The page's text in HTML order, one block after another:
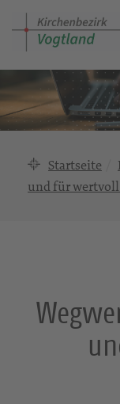
Startseite
und für wertvoll